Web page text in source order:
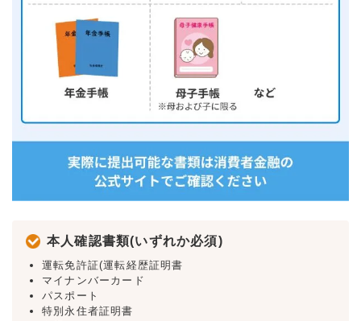
本人確認書類(いずれか必須)
運転免許証(運転経歴証明書
マイナンバーカード
パスポート
特別永住者証明書